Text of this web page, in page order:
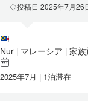
◇投稿日 2025年7月26
Nur | マレーシア | 家
2025年7月 | 1泊滞在